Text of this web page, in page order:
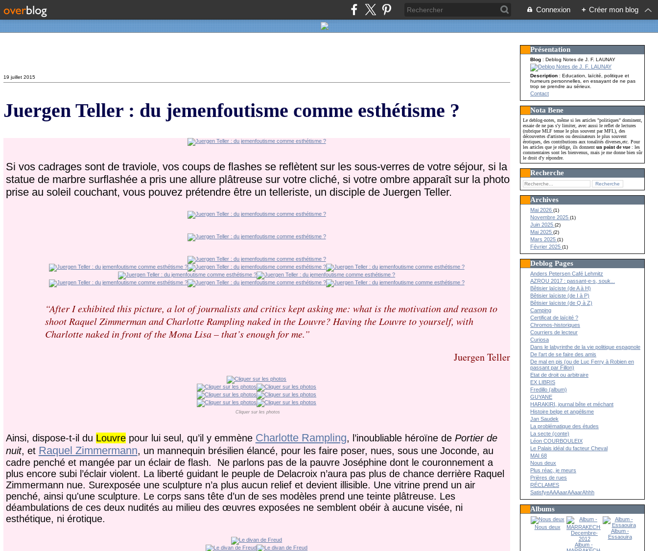
Connexion + Créer mon blog
19 juillet 2015
Juergen Teller : du jemenfoutisme comme esthétisme ?
Si vos cadrages sont de traviole, vos coups de flashes se reflètent sur les sous-verres de votre séjour, si la
statue de marbre surflashée a pris une allure plâtreuse sur votre cliché, si votre ombre apparaît sur la photo
prise au soleil couchant, vous pouvez prétendre être un telleriste, un disciple de Juergen Teller.
“After I exhibited this picture, a lot of journalists and critics kept asking me: what is the motivation and reason to
shoot Raquel Zimmerman and Charlotte Rampling naked in the Louvre? Having the Louvre to yourself, with
Charlotte naked in front of the Mona Lisa – that’s enough for me.”
Juergen Teller
Cliquer sur les photos
Ainsi, dispose-t-il du Louvrepour lui seul, qu’il y emmène Charlotte Rampling, l’inoubliable héroïne de Portier de
nuit, et Raquel Zimmermann, un mannequin brésilien élancé, pour les faire poser, nues, sous une Joconde, au
cadre penché et mangée par un éclair de flash. Ne parlons pas de la pauvre Joséphine dont le couronnement a
plus encore subi l’éclair violent. La liberté guidant le peuple de Delacroix n’aura pas plus de chance derrière Raquel
Zimmermann nue. Surexposée une sculpture n’a plus aucun relief et devient illisible. Une vitrine prend un air
penché, ainsi qu'une sculpture. Le corps sans tête d’un de ses modèles prend une teinte plâtreuse. Les
déambulations de ces deux nudités au milieu des œuvres exposées ne semblent obéir à aucune visée, ni
esthétique, ni érotique.
Présentation
Blog : Deblog Notes de J. F. LAUNAY
Description: Education, laïcité, politique et
humeurs personnelles, en essayant de ne pas
trop se prendre au sérieux.
Contact
Nota Bene
Le deblog-notes, même si les articles "politiques" dominent,
essaie de ne pas s'y limiter, avec aussi le reflet de lectures
(rubrique MLF tenue le plus souvent par MFL), des
découvertes d'artistes ou dessinateurs le plus souvent
érotiques, des contributions aux tonalités diverses,etc. Pour
les articles que je rédige, ils donnentun point de vue: les
commentaires sont les bienvenus, mais je me donne bien sûr
le droit d'y répondre.
Recherche
Archives
Mai 2026(1)
Novembre 2025(1)
Juin 2025(2)
Mai 2025(2)
Mars 2025(1)
Février 2025(1)
Deblog Pages
Anders Petersen Café Lehmitz
AZROU 2017 : passant-e-s, souk...
Bêtisier laïciste (de A à H)
Bêtisier laïciste (de I à P)
Bêtisier laïciste (de Q à Z)
Camping
Certificat de laïcité ?
Chromos-historiques
Courriers de lecteur
Curiosa
Dans le labyrinthe de la vie politique espagnole
De l’art de se faire des amis
De mal en pis (ou de Luc Ferry à Robien en
passant par Fillon)
Etat de droit ou arbitraire
EX LIBRIS
Fredillo (album)
GUYANE
HARAKIRI, journal bête et méchant
Histoire belge et angélisme
Jan Saudek
La problématique des études
La secte (conte)
Léon COURBOULEIX
Le Palais idéal du facteur Cheval
MAI 68
Nous deux
Plus réac, je meurs
Prières de rues
RÉCLAMES
SatisfyeAAAaarAAaarAhhh
Albums
Nous deux
Album -
Album -
Essaouira